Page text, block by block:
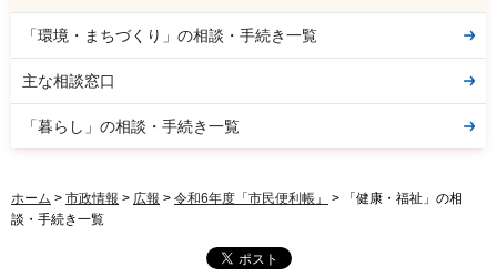
「環境・まちづくり」の相談・手続き一覧
主な相談窓口
「暮らし」の相談・手続き一覧
ホーム > 市政情報 > 広報 > 令和6年度「市民便利帳」
> 「健康・福祉」の相
談・手続き一覧